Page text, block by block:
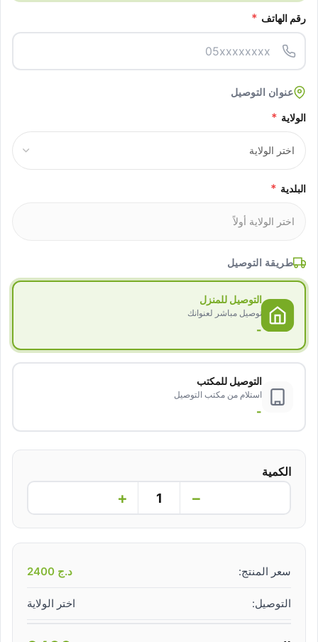
رقم الهاتف *
عنوان التوصيل
الولاية *
البلدية *
طريقة التوصيل
التوصيل للمنزل
توصيل مباشر لعنوانك
-
التوصيل للمكتب
استلام من مكتب التوصيل
-
الكمية
−
+
سعر المنتج: د.ج
التوصيل: اختر الولاية